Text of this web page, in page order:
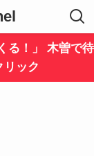
る！」 木曽で待
ック